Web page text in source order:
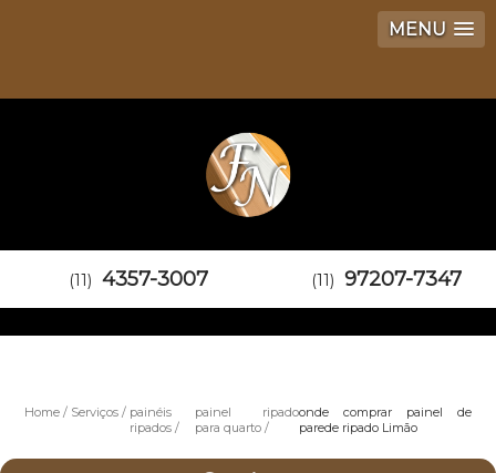
MENU
(11) 4357-3007 (11) 97207-7347
Home Serviços
painéis
ripados
painel ripado
para quarto
onde comprar painel de
parede ripado Limão